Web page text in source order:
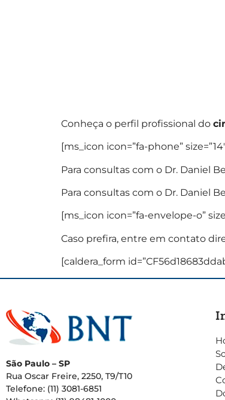
Conheça o perfil profissional do
[ms_icon icon=”fa-phone”
Para consultas com o Dr. Daniel
Para consultas com o Dr. Daniel
[ms_icon icon=”fa-envelope-o”
Caso prefira, entre em contato
[caldera_form
São Paulo – SP
Rua Oscar Freire, 2250, T9/T10
Telefone: (11) 3081-6851